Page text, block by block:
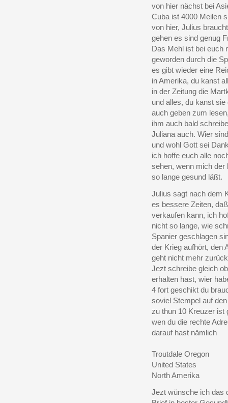
von hier nächst bei
Cuba ist 4000 Meilen
von hier, Julius
gehen es sind genug
Das Mehl ist bei euch
geworden durch die
es gibt wieder eine
in Amerika, du kanst
in der Zeitung die
und alles, du kanst sie
auch geben zum
ihm auch bald
Juliana auch. Wier
und wohl Gott sei
ich hoffe euch alle
sehen, wenn mich der
so lange gesund läßt.
Julius sagt nach dem
es bessere Zeiten,
verkaufen kann, ich
nicht so lange, wie
Spanier geschlagen
der Krieg aufhört, den
geht nicht mehr
Jezt schreibe gleich
erhalten hast, wier
4 fort geschikt du
soviel Stempel auf
zu thun 10 Kreuzer ist
wen du die rechte
darauf hast nämlich
Troutdale Oregon
United States
North Amerika
Jezt wünsche ich das